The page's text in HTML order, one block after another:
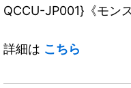
QCCU-JP001}《モン
詳細は こちら